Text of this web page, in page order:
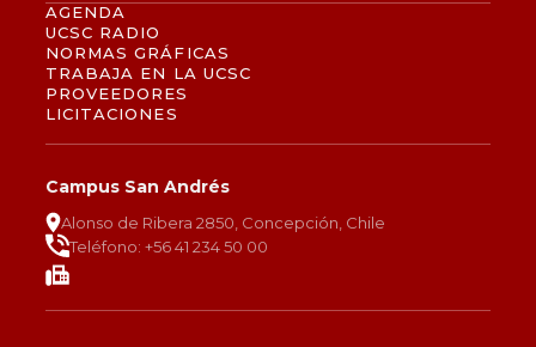
AGENDA
UCSC RADIO
NORMAS GRÁFICAS
TRABAJA EN LA UCSC
PROVEEDORES
LICITACIONES
Campus San Andrés
Alonso de Ribera 2850, Concepción, Chile
Teléfono: +56 41 234 50 00